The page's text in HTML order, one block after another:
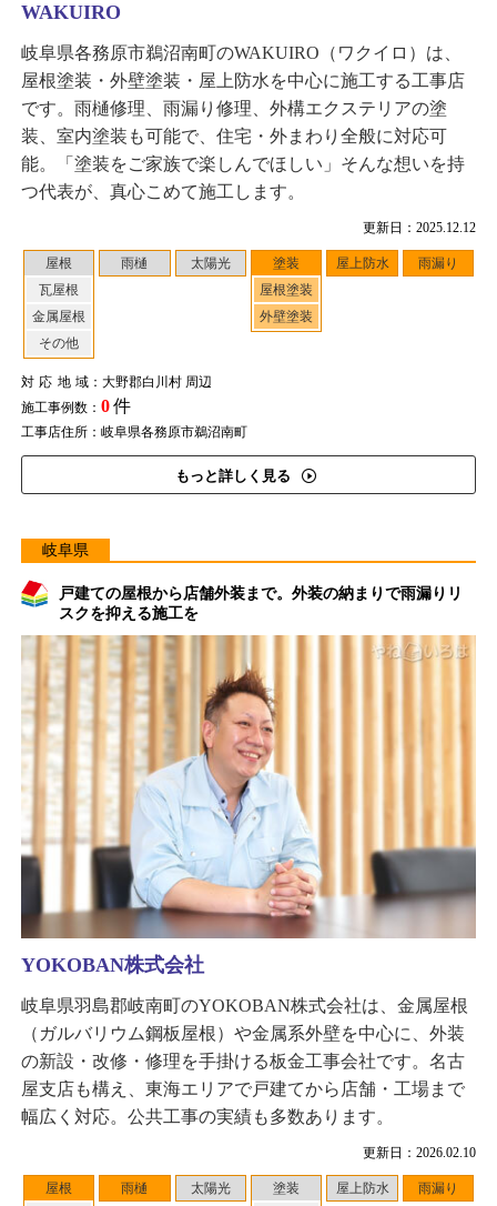
更新日：2025.12.12
屋根
瓦屋根
金属屋根
その他
雨樋 太陽光
塗装
屋根塗装
外壁塗装
屋上防水 雨漏り
対応地域：大野郡白川村 周辺
施工事例数： 0件
工事店住所：岐阜県各務原市鵜沼南町
もっと詳しく見る
WAKUIRO
岐阜県各務原市鵜沼南町のWAKUIRO（ワクイロ）は、
屋根塗装・外壁塗装・屋上防水を中心に施工する工事店
です。雨樋修理、雨漏り修理、外構エクステリアの塗
装、室内塗装も可能で、住宅・外まわり全般に対応可
能。「塗装をご家族で楽しんでほしい」そんな想いを持
つ代表が、真心こめて施工します。
岐阜県
戸建ての屋根から店舗外装まで。外装の納まりで雨漏りリ
スクを抑える施工を
更新日：2026.02.10
屋根
雨樋 太陽光
塗装
屋上防水 雨漏り
YOKOBAN株式会社
岐阜県羽島郡岐南町のYOKOBAN株式会社は、金属屋根
（ガルバリウム鋼板屋根）や金属系外壁を中心に、外装
の新設・改修・修理を手掛ける板金工事会社です。名古
屋支店も構え、東海エリアで戸建てから店舗・工場まで
幅広く対応。公共工事の実績も多数あります。